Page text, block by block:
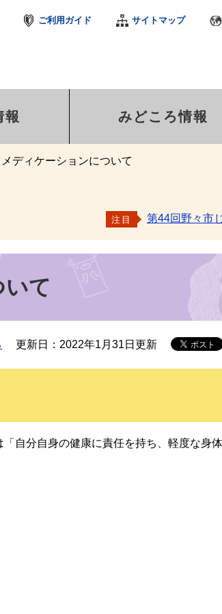
ご利用ガイド サイトマップ
報 みどころ情報
ディケーションについて
注目 第44回野々市
て
更新日：2022年1月31日更新
自分自身の健康に責任を持ち、軽度な身体